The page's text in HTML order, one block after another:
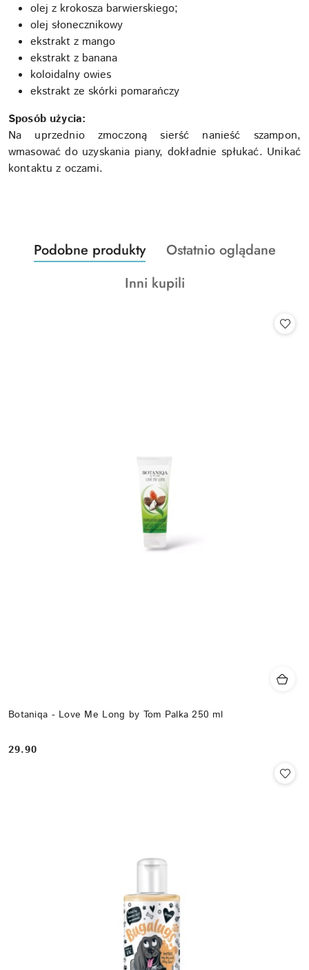
olej z krokosza barwierskiego;
olej słonecznikowy
ekstrakt z mango
ekstrakt z banana
koloidalny owies
ekstrakt ze skórki pomarańczy
Sposób użycia:
Na uprzednio zmoczoną sierść nanieść szampon,
wmasować do uzyskania piany, dokładnie spłukać. Unikać
kontaktu z oczami.
Pomiń karuzelę produktów
Produkty
o
Podobne produkty
Produkty
statusie:
Ostatnio oglądane
Produkty
Inni kupili
Botaniqa - Love Me Long by Tom Palka 250 ml
Cena:
29.90